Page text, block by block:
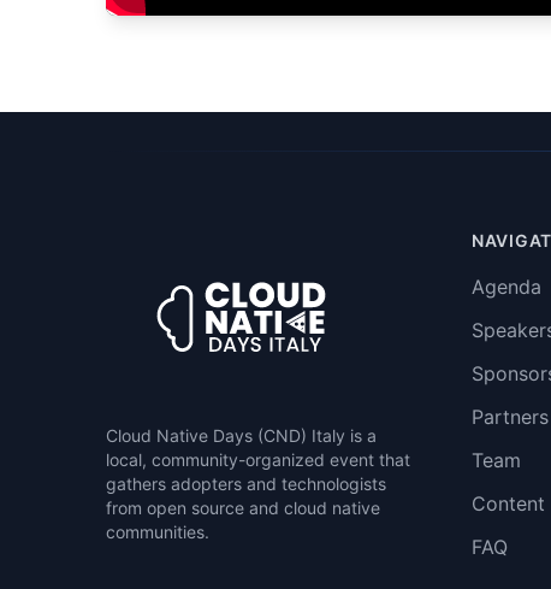
Cloud Native Days (CND) Italy is a
local, community-organized event that
gathers adopters and technologists
from open source and cloud native
communities.
Agenda
Partners
Team
Content
FAQ